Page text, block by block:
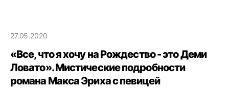
27.05.2020
«Все, что я хочу на Рождество - это Деми
Ловато». Мистические подробности
романа Макса Эриха с певицей